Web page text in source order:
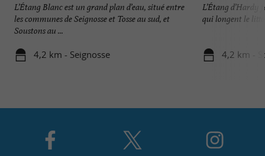
L’Étang Blanc est un grand plan d’eau, situé entre
les communes de Seignosse et Tosse au sud, et
Soustons au ...
4,2 km - Seignosse
L’Étang d’Hardy
qui longent le
4,2 km -